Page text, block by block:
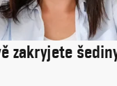
zakryjete